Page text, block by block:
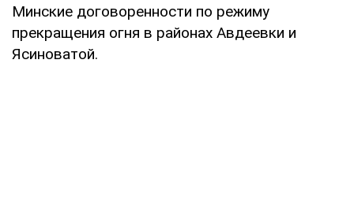
Минские договоренности по режиму
прекращения огня в районах Авдеевки и
Ясиноватой.